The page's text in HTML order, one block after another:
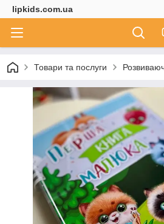
lipkids.com.ua
Товари та послуги